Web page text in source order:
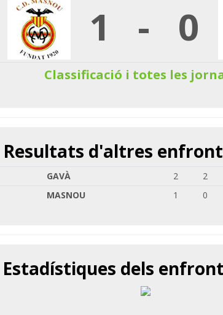
1 - 0
Classificació i totes les
Resultats d'altres
GAVÀ 2 2
MASNOU 1 0
Estadístiques dels